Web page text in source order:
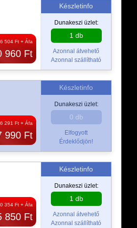
504 Ft + Áfa
960 Ft
Készletinfo
Dunakeszi üzlet:
1 db
Azonnal átvehető
Azonnal szállítható
6 291 Ft + Áfa
990 Ft
Készletinfo
Dunakeszi üzlet:
0 db
Elfogyott
Érdeklődjön!
354 Ft + Áfa
850 Ft
Készletinfo
Dunakeszi üzlet:
1 db
Azonnal átvehető
Azonnal szállítható